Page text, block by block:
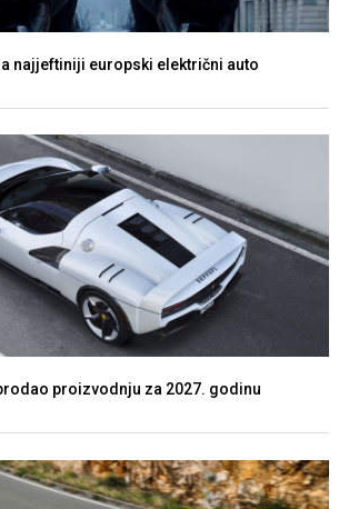
najjeftiniji europski električni auto
proizvodnju za 2027. godinu